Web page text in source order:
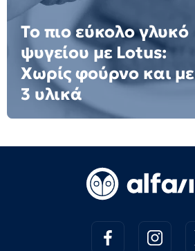
Το πιο εύκολο γλυκό
ψυγείου με Lotus:
Χωρίς φούρνο και με
3 υλικά